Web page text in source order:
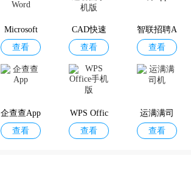
Microsoft
Word
查看
CAD快速
看图手机
版
查看
智联招聘A
pp
查看
企查查App
查看
WPS Offic
e手机版
查看
运满满司
机
查看